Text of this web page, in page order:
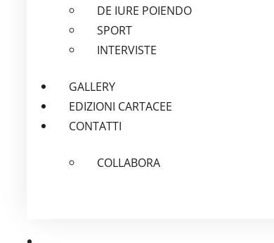
DE IURE POIENDO
SPORT
INTERVISTE
GALLERY
EDIZIONI CARTACEE
CONTATTI
COLLABORA